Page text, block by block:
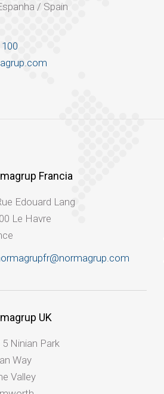
/ Spain
Francia
Edouard Lang
Le Havre
UK
5 Ninian Park
Way
Valley